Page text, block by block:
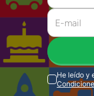
He leído y